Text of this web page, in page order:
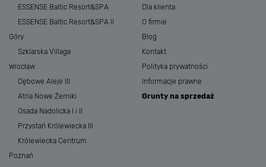
ESSENSE Baltic Resort&SPA
ESSENSE Baltic Resort&SPA II
Góry
Szklarska Village
Wrocław
Dębowe Aleje III
Atria Nowe Żerniki
Osada Nadolicka I i II
Przystań Królewiecka III
Królewiecka Centrum
Poznań
Dla klienta
O firmie
Blog
Kontakt
Polityka prywatności
Informacje prawne
Grunty na sprzedaż